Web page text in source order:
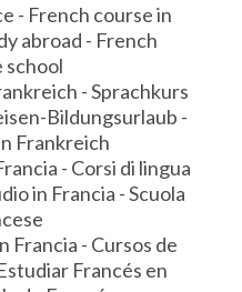
- French course in
abroad - French
school
- Sprachkurs
Bildungsurlaub -
Frankreich
- Corsi di lingua
in Francia - Scuola
Francia - Cursos de
Francés en